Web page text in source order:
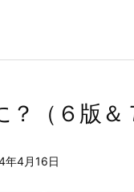
（６版＆
年4月16日